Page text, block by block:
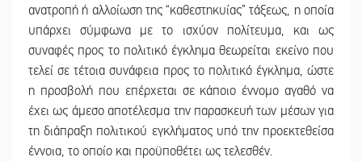
ανατροπή ή αλλοίωση της “καθεστηκυίας” τάξεως, η οποία
υπάρχει σύμφωνα με το ισχύον πολίτευμα, και ως
συναφές προς το πολιτικό έγκλημα θεωρείται εκείνο που
τελεί σε τέτοια συνάφεια προς το πολιτικό έγκλημα, ώστε
η προσβολή που επέρχεται σε κάποιο έννομο αγαθό να
έχει ως άμεσο αποτέλεσμα την παρασκευή των μέσων για
τη διάπραξη πολιτικού εγκλήματος υπό την προεκτεθείσα
έννοια, το οποίο και προϋποθέτει ως τελεσθέν.